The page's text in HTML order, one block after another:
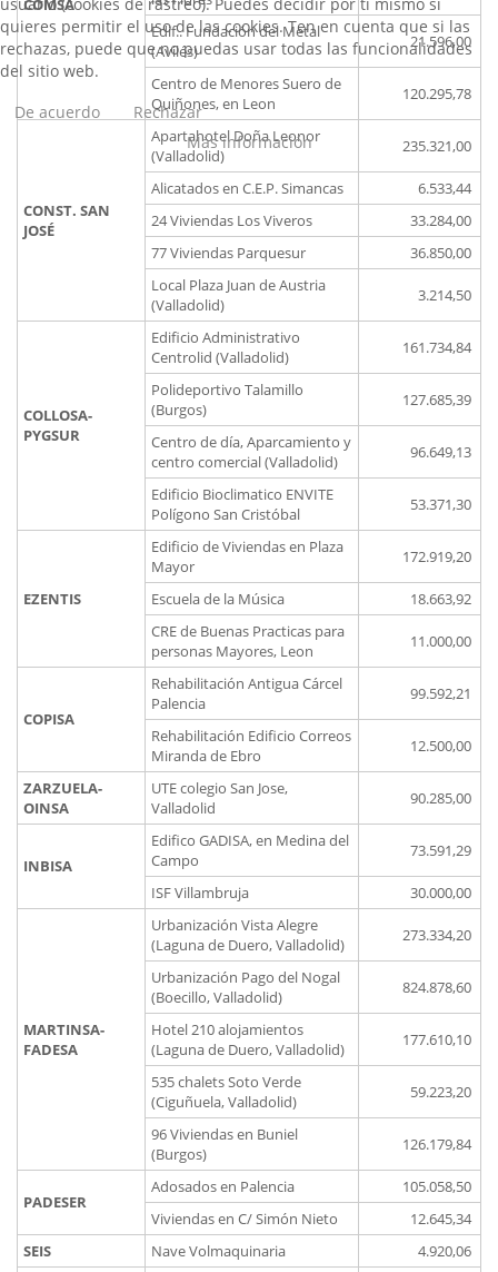
COMSA
Edif.. Fundación del Metal
(Avilés)
21.596,00
Centro de Menores Suero de
Quiñones, en Leon
120.295,78
CONST. SAN
JOSÉ
Apartahotel Doña Leonor
(Valladolid)
235.321,00
Alicatados en C.E.P. Simancas
6.533,44
24 Viviendas Los Viveros
33.284,00
77 Viviendas Parquesur
36.850,00
Local Plaza Juan de Austria
(Valladolid)
3.214,50
COLLOSA-
PYGSUR
Edificio Administrativo
Centrolid (Valladolid)
161.734,84
Polideportivo Talamillo
(Burgos)
127.685,39
Centro de día, Aparcamiento y
centro comercial (Valladolid)
96.649,13
Edificio Bioclimatico ENVITE
Polígono San Cristóbal
53.371,30
EZENTIS
Edificio de Viviendas en Plaza
Mayor
172.919,20
Escuela de la Música
18.663,92
CRE de Buenas Practicas para
personas Mayores, Leon
11.000,00
COPISA
Rehabilitación Antigua Cárcel
Palencia
99.592,21
Rehabilitación Edificio Correos
Miranda de Ebro
12.500,00
ZARZUELA-
OINSA
UTE colegio San Jose,
Valladolid
90.285,00
INBISA
Edifico GADISA, en Medina del
Campo
73.591,29
ISF Villambruja 30.000,00
MARTINSA-
FADESA
Urbanización Vista Alegre
(Laguna de Duero, Valladolid)
273.334,20
Urbanización Pago del Nogal
(Boecillo, Valladolid)
824.878,60
Hotel 210 alojamientos
(Laguna de Duero, Valladolid)
177.610,10
535 chalets Soto Verde
(Ciguñuela, Valladolid)
59.223,20
96 Viviendas en Buniel
(Burgos)
126.179,84
PADESER
Adosados en Palencia
105.058,50
Viviendas en C/ Simón Nieto
12.645,34
SEIS
Nave Volmaquinaria 4.920,06
quieres permitir el uso de las cookies. Ten en cuenta que si las
rechazas, puede que no puedas usar todas las funcionalidades
del sitio web.
De acuerdo
Rechazar
Más información